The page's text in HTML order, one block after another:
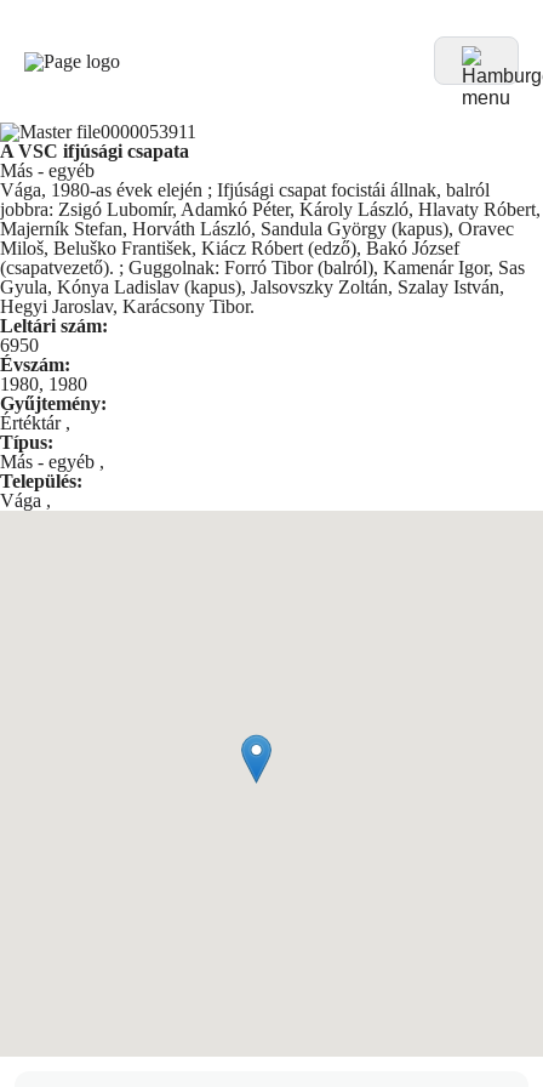
A VSC ifjúsági csapata
Más - egyéb
Vága, 1980-as évek elején ; Ifjúsági csapat focistái állnak, balról
jobbra: Zsigó Lubomír, Adamkó Péter, Károly László, Hlavaty Róbert,
Majerník Stefan, Horváth László, Sandula György (kapus), Oravec
Miloš, Beluško František, Kiácz Róbert (edző), Bakó József
(csapatvezető). ; Guggolnak: Forró Tibor (balról), Kamenár Igor, Sas
Gyula, Kónya Ladislav (kapus), Jalsovszky Zoltán, Szalay István,
Hegyi Jaroslav, Karácsony Tibor.
Leltári szám:
6950
Évszám:
1980, 1980
Gyűjtemény:
Értéktár ,
Típus:
Más - egyéb ,
Település:
Vága ,